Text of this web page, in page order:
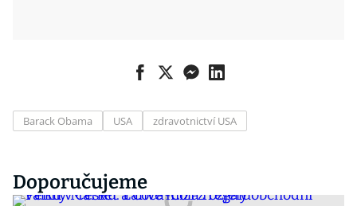
Barack Obama USA zdravotnictví USA
Doporučujeme